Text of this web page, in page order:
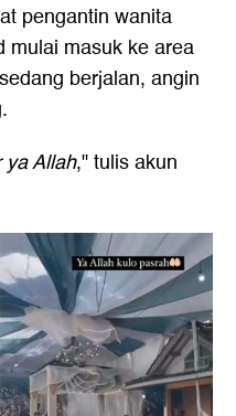
pengantin wanita
mulai masuk ke area
berjalan, angin
Allah," tulis akun